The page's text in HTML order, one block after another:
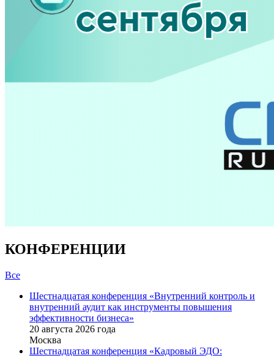
КОНФЕРЕНЦИИ
Все
Шестнадцатая конференция «Внутренний контроль и
внутренний аудит как инструменты повышения
эффективности бизнеса»
20 августа 2026 года
Москва
Шестнадцатая конференция «Кадровый ЭДО: